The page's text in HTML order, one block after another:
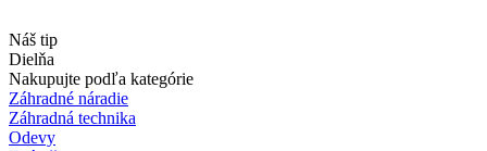
Náš tip
Dielňa
Nakupujte podľa kategórie
Záhradné náradie
Záhradná technika
Odevy